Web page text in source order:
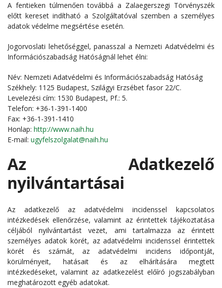
A fentieken túlmenően továbbá a Zalaegerszegi Törvényszék
előtt kereset indítható a Szolgáltatóval szemben a személyes
adatok védelme megsértése esetén.
Jogorvoslati lehetőséggel, panasszal a Nemzeti Adatvédelmi és
Információszabadság Hatóságnál lehet élni:
Név: Nemzeti Adatvédelmi és Információszabadság Hatóság
Székhely: 1125 Budapest, Szilágyi Erzsébet fasor 22/C.
Levelezési cím: 1530 Budapest, Pf.: 5.
Telefon: +36-1-391-1400
Fax: +36-1-391-1410
Honlap: http://www.naih.hu
E-mail: ugyfelszolgalat@naih.hu
Az Adatkezelő
nyilvántartásai
Az adatkezelő az adatvédelmi incidenssel kapcsolatos
intézkedések ellenőrzése, valamint az érintettek tájékoztatása
céljából nyilvántartást vezet, ami tartalmazza az érintett
személyes adatok körét, az adatvédelmi incidenssel érintettek
körét és számát, az adatvédelmi incidens időpontját,
körülményeit, hatásait és az elhárítására megtett
intézkedéseket, valamint az adatkezelést előíró jogszabályban
meghatározott egyéb adatokat.